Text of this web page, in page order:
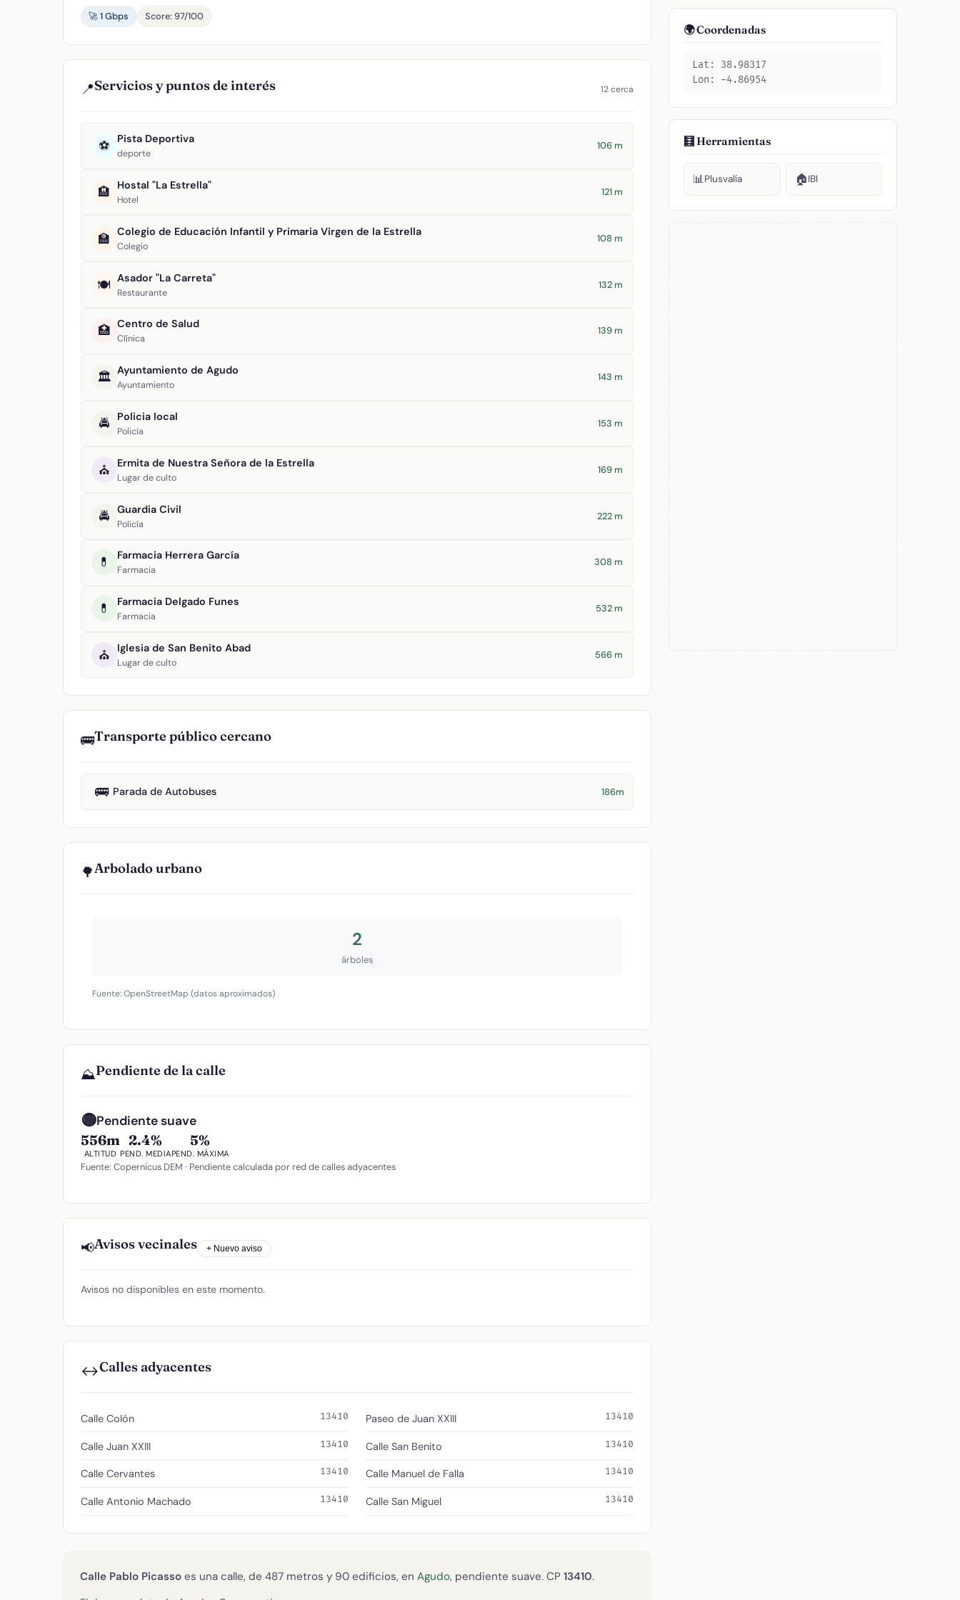
🚀 1 Gbps
Score: 97/100
📍Servicios y puntos de interés 12 cerca
⚽ Pista Deportiva
deporte
106 m
🏨 Hostal "La Estrella"
Hotel
121 m
🏫 Colegio de Educación Infantil y Primaria Virgen de la Estrella
Colegio
108 m
🍽️ Asador "La Carreta"
Restaurante
132 m
🏥 Centro de Salud
Clínica
139 m
🏛️ Ayuntamiento de Agudo
Ayuntamiento
143 m
🚔 Policia local
Policía
153 m
⛪ Ermita de Nuestra Señora de la Estrella
Lugar de culto
169 m
🚔 Guardia Civil
Policía
222 m
💊 Farmacia Herrera García
Farmacia
308 m
💊 Farmacia Delgado Funes
Farmacia
532 m
⛪ Iglesia de San Benito Abad
Lugar de culto
566 m
🚌Transporte público cercano
🚌 Parada de Autobuses 186m
🌳Arbolado urbano
2
árboles
Fuente: OpenStreetMap (datos aproximados)
⛰️Pendiente de la calle
🟡Pendiente suave
556m
ALTITUD
2.4%
PEND. MEDIA
5%
PEND. MÁXIMA
Fuente: Copernicus DEM · Pendiente calculada por red de calles adyacentes
📢Avisos vecinales + Nuevo aviso
Avisos no disponibles en este momento.
↔️Calles adyacentes
Calle Colón 13410
Calle Juan XXIII 13410
Calle Cervantes 13410
Calle Antonio Machado 13410
Paseo de Juan XXIII 13410
Calle San Benito 13410
Calle Manuel de Falla 13410
Calle San Miguel 13410
Calle Pablo Picasso es una calle, de 487 metros y 90 edificios, en Agudo, pendiente suave. CP 13410.
🌍 Coordenadas
Lat: 38.98317
Lon: -4.86954
🧮 Herramientas
📊Plusvalía 🏠IBI